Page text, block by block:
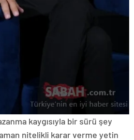
kaygısıyla bir sürü şey
nitelikli karar verme yetin